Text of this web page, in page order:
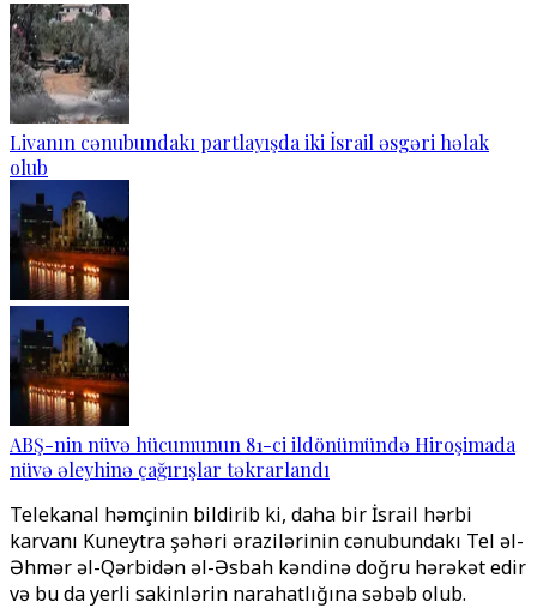
Livanın cənubundakı partlayışda iki İsrail əsgəri həlak
olub
ABŞ-nin nüvə hücumunun 81-ci ildönümündə Hiroşimada
nüvə əleyhinə çağırışlar təkrarlandı
Telekanal həmçinin bildirib ki, daha bir İsrail hərbi
karvanı Kuneytra şəhəri ərazilərinin cənubundakı Tel əl-
Əhmər əl-Qərbidən əl-Əsbah kəndinə doğru hərəkət edir
və bu da yerli sakinlərin narahatlığına səbəb olub.